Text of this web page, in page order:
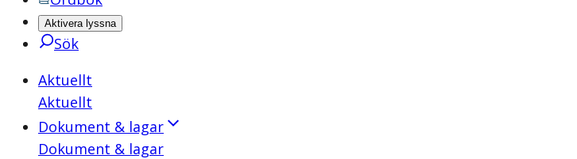
Aktivera lyssna
Sök
Aktuellt
Aktuellt
Dokument & lagar
Dokument & lagar